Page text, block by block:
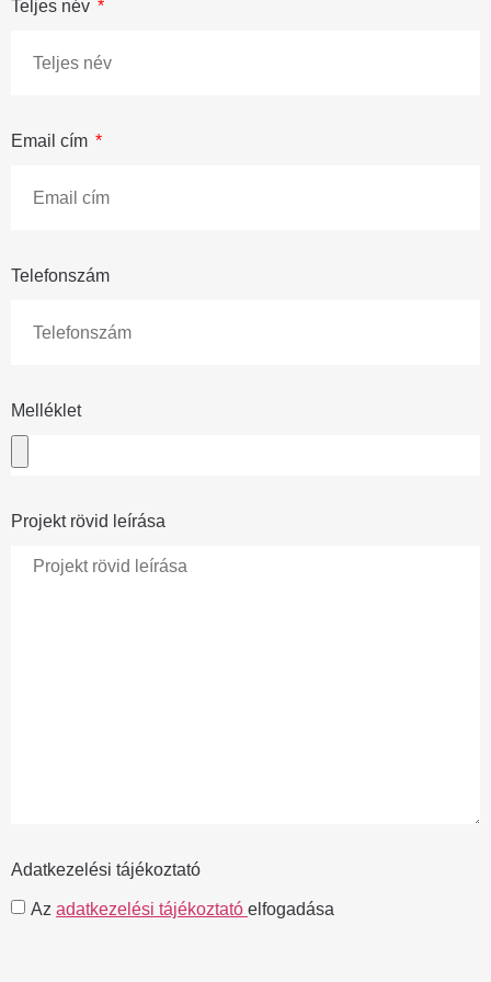
Teljes név
Email cím
Telefonszám
Melléklet
Projekt rövid leírása
Adatkezelési tájékoztató
Az adatkezelési tájékoztató elfogadása